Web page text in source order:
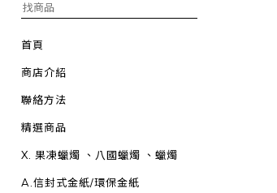
首頁
商店介紹
聯絡方法
精選商品
X. 果凍蠟燭 、八國蠟燭 、蠟燭
A.信封式金紙/環保金紙